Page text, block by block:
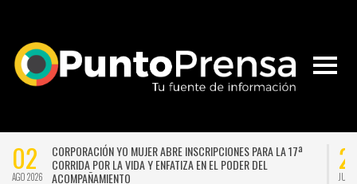
02
AGO 2026
CORPORACIÓN YO MUJER ABRE INSCRIPCIONES PARA LA 17ª
CORRIDA POR LA VIDA Y ENFATIZA EN EL PODER DEL
ACOMPAÑAMIENTO
JUL